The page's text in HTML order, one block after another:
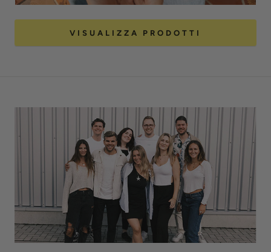
VISUALIZZA PRODOTTI